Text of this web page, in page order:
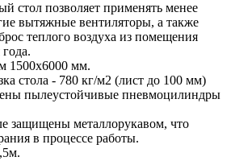
стол позволяет применять менее
вытяжные вентиляторы, а также
теплого воздуха из помещения
1500х6000 мм.
стола - 780 кг/м2 (лист до 100 мм)
пылеустойчивые пневмоцилиндры
защищены металлорукавом, что
в процессе работы.